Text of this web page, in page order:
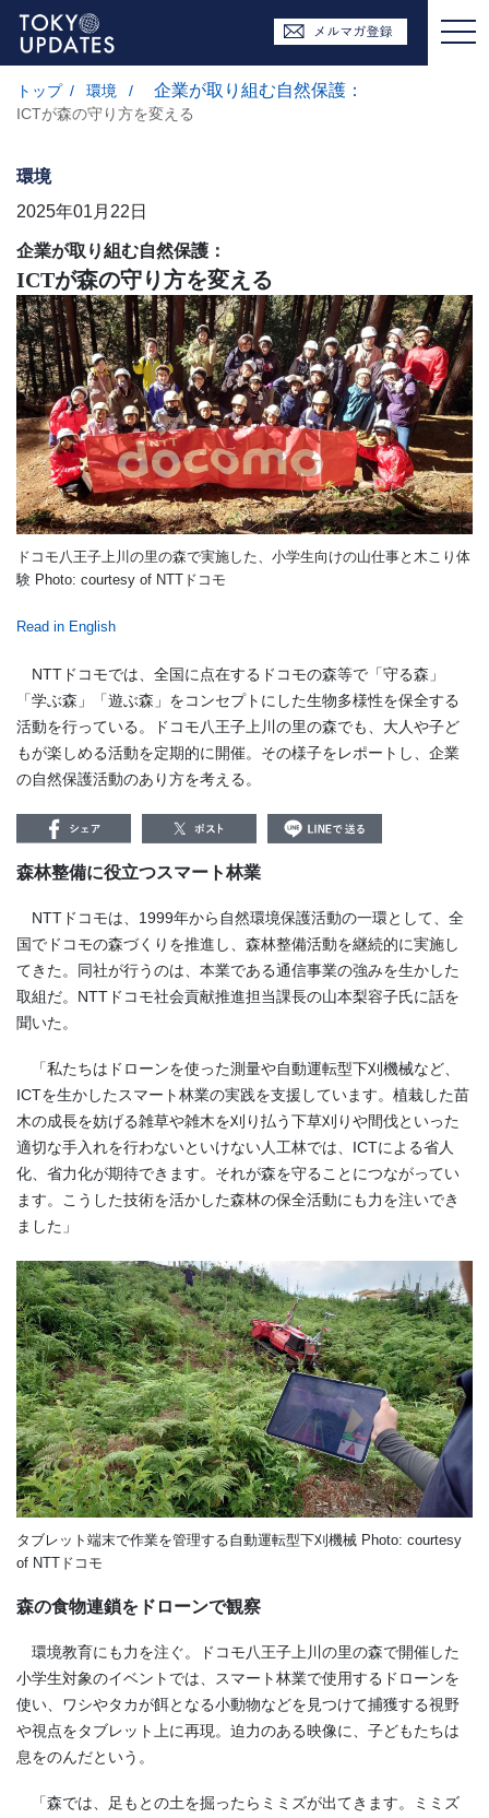
トップ / 環境 / 企業が取り組む自然保護：
ICTが森の守り方を変える
環境
2025年01月22日
企業が取り組む自然保護：
ICTが森の守り方を変える
ドコモ八王子上川の里の森で実施した、小学生向けの山仕事と木こり体
験 Photo: courtesy of NTTドコモ
Read in English
NTTドコモでは、全国に点在するドコモの森等で「守る森」
「学ぶ森」「遊ぶ森」をコンセプトにした生物多様性を保全する
活動を行っている。ドコモ八王子上川の里の森でも、大人や子ど
もが楽しめる活動を定期的に開催。その様子をレポートし、企業
の自然保護活動のあり方を考える。
森林整備に役立つスマート林業
NTTドコモは、1999年から自然環境保護活動の一環として、全
国でドコモの森づくりを推進し、森林整備活動を継続的に実施し
てきた。同社が行うのは、本業である通信事業の強みを生かした
取組だ。NTTドコモ社会貢献推進担当課長の山本梨容子氏に話を
聞いた。
「私たちはドローンを使った測量や自動運転型下刈機械など、
ICTを生かしたスマート林業の実践を支援しています。植栽した苗
木の成長を妨げる雑草や雑木を刈り払う下草刈りや間伐といった
適切な手入れを行わないといけない人工林では、ICTによる省人
化、省力化が期待できます。それが森を守ることにつながってい
ます。こうした技術を活かした森林の保全活動にも力を注いでき
ました」
タブレット端末で作業を管理する自動運転型下刈機械 Photo: courtesy
of NTTドコモ
森の食物連鎖をドローンで観察
環境教育にも力を注ぐ。ドコモ八王子上川の里の森で開催した
小学生対象のイベントでは、スマート林業で使用するドローンを
使い、ワシやタカが餌となる小動物などを見つけて捕獲する視野
や視点をタブレット上に再現。迫力のある映像に、子どもたちは
息をのんだという。
「森では、足もとの土を掘ったらミミズが出てきます。ミミズ